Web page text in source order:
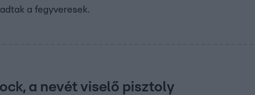
a fegyveresek.
a nevét viselő pisztoly